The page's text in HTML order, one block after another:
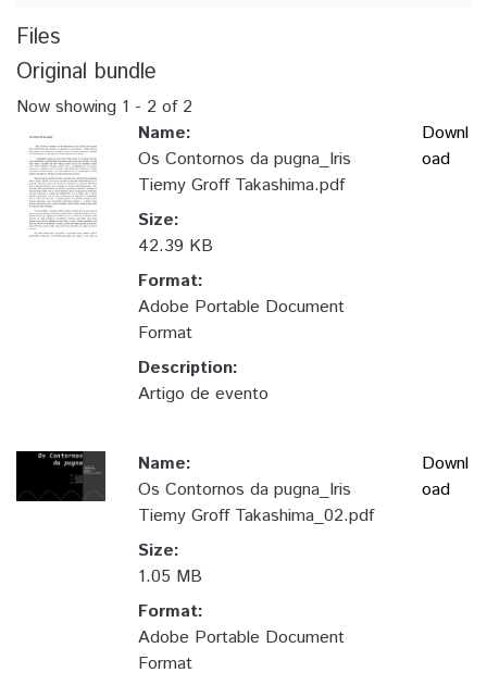
Files
Original bundle
Now showing 1 - 2 of 2
Name:
Os Contornos da pugna_Iris
Tiemy Groff Takashima.pdf
Size:
42.39 KB
Format:
Adobe Portable Document
Format
Description:
Artigo de evento
Downl
oad
Name:
Os Contornos da pugna_Iris
Tiemy Groff Takashima_02.pdf
Size:
1.05 MB
Format:
Adobe Portable Document
Format
Downl
oad